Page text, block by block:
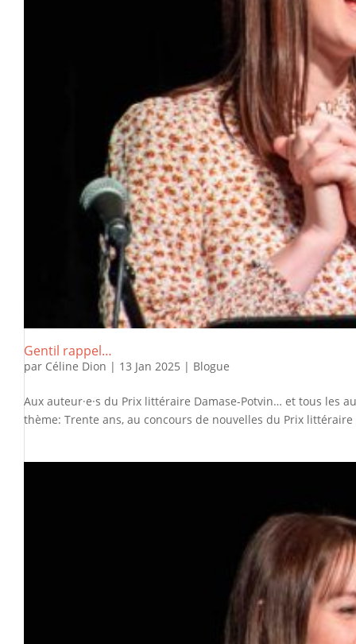
Gentil rappel…
par Céline Dion | 13 Jan 2025 | Blogue
Aux auteur·e·s du Prix littéraire Damase-Potvin… et tous les
thème: Trente ans, au concours de nouvelles du Prix